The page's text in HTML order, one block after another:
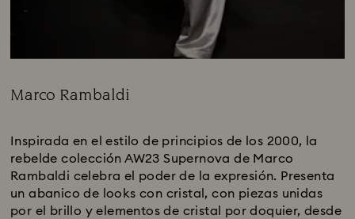
Marco Rambaldi
Inspirada en el estilo de principios de los 2000, la
rebelde colección AW23 Supernova de Marco
Rambaldi celebra el poder de la expresión. Presenta
un abanico de looks con cristal, con piezas unidas
por el brillo y elementos de cristal por doquier, desde